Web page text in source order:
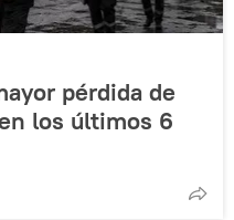
pérdida de
los últimos 6